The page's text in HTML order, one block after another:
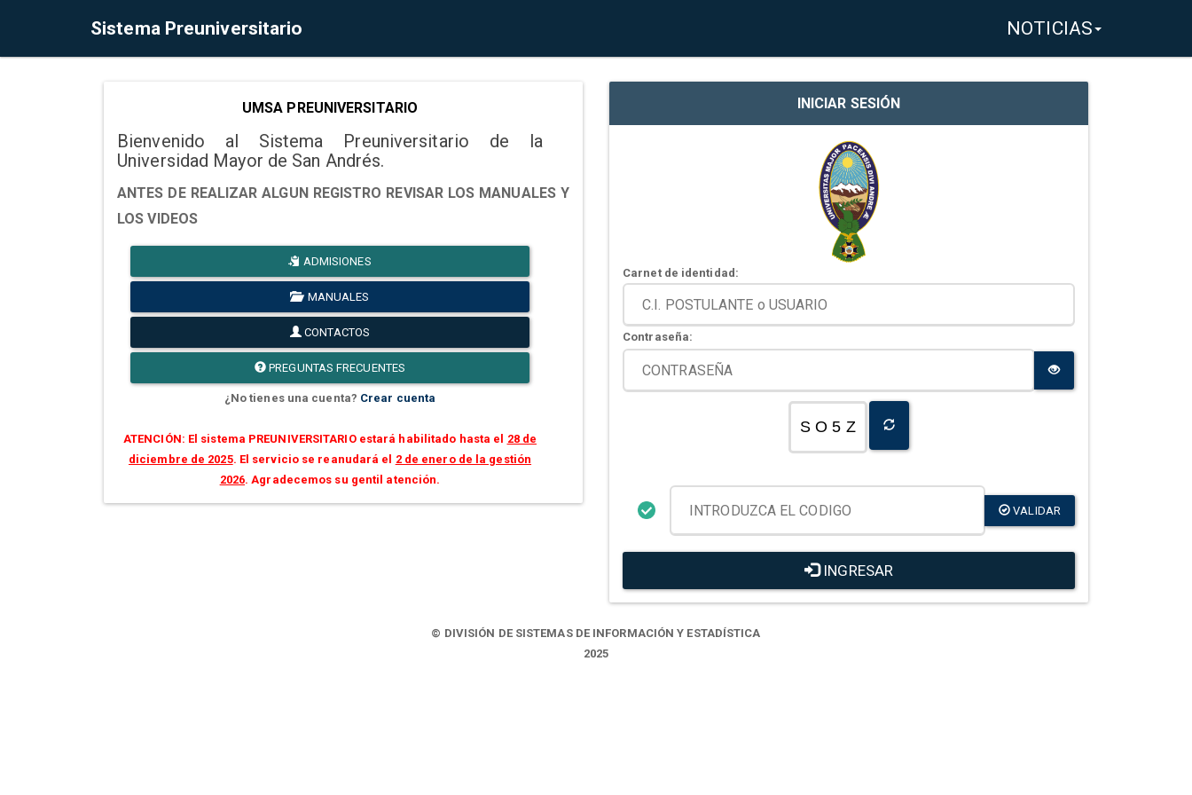
Sistema Preuniversitario NOTICIAS
UMSA PREUNIVERSITARIO
Bienvenido al Sistema Preuniversitario de la
Universidad Mayor de San Andrés.
ANTES DE REALIZAR ALGUN REGISTRO REVISAR LOS MANUALES Y
LOS VIDEOS
ADMISIONES
MANUALES
CONTACTOS
PREGUNTAS FRECUENTES
¿No tienes una cuenta? Crear cuenta
ATENCIÓN: El sistema PREUNIVERSITARIO estará habilitado hasta el 28 de
diciembre de 2025. El servicio se reanudará el 2 de enero de la gestión
2026. Agradecemos su gentil atención.
INICIAR SESIÓN
Carnet de identidad:
Contraseña:
S O 5 Z
VALIDAR
INGRESAR
© DIVISIÓN DE SISTEMAS DE INFORMACIÓN Y ESTADÍSTICA
2025